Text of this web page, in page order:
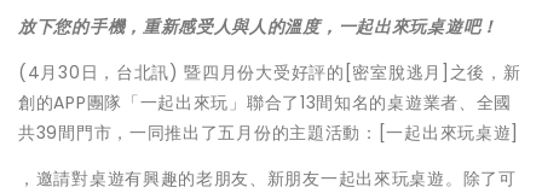
放下您的手機，重新感受人與人的溫度，一起出來玩桌遊吧！
(4月30日，台北訊) 暨四月份大受好評的[密室脫逃月]之後，新
創的APP團隊「一起出來玩」聯合了13間知名的桌遊業者、全國
共39間門市， 一同推出了五月份的主題活動：[一起出來玩桌遊]
，邀請對桌遊有興趣的老朋友、新朋友一起出來玩桌遊。 除了可